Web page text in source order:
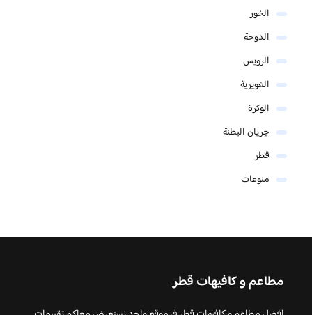
الخور
الدوحة
الرويس
الغويرية
الوكرة
جريان البطنة
قطر
منوعات
مطاعم و كافيهات قطر